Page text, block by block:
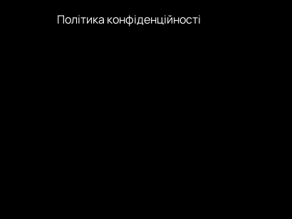
Політика конфіденційності